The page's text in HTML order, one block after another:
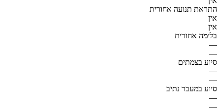
התראת תנועה אחורית
אין
אין
בלימה אחורית
—
—
סיוע בצמתים
—
—
סיוע במעבר נתיב
—
—